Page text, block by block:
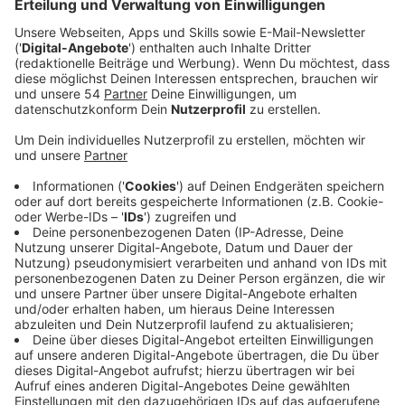
erstaunlich.
Veröffentlicht:Donnerstag, 13.11.2025 00:15
Anzeige
Leon Windscheid